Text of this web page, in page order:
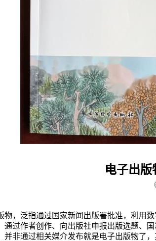
电子出
物，泛指通过国家新闻出版署批准，利用数
通过作者创作、向出版社申报出版选题、
并非通过相关媒介发布就是电子出版物了